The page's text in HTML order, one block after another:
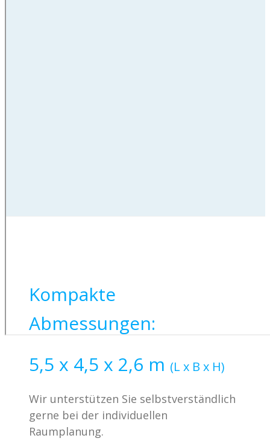
Kompakte
Abmessungen:
5,5 x 4,5 x 2,6 m (L x B x H)
Wir unterstützen Sie selbstverständlich
gerne bei der individuellen
Raumplanung.